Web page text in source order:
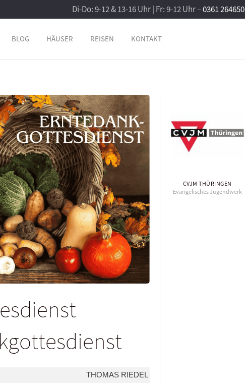
Di-Do: 9-12 & 13-16 Uhr | Fr: 9-12 Uhr –0361 264650
BLOG HÄUSER REISEN KONTAKT
THOMAS RIEDEL
CVJM THÜRINGEN
Evangelisches Jugendwerk